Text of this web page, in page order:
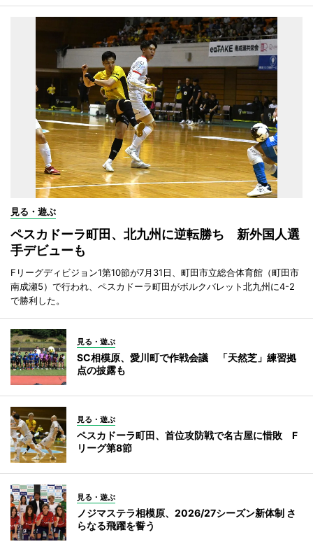
見る・遊ぶ
ペスカドーラ町田、北九州に逆転勝ち 新外国人選
手デビューも
Fリーグディビジョン1第10節が7月31日、町田市立総合体育館（町田市
南成瀬5）で行われ、ペスカドーラ町田がボルクバレット北九州に4-2
で勝利した。
見る・遊ぶ
SC相模原、愛川町で作戦会議 「天然芝」練習拠
点の披露も
見る・遊ぶ
ペスカドーラ町田、首位攻防戦で名古屋に惜敗 F
リーグ第8節
見る・遊ぶ
ノジマステラ相模原、2026/27シーズン新体制 さ
らなる飛躍を誓う